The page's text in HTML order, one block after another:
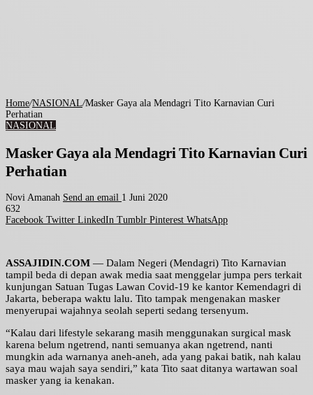
Home/NASIONAL/Masker Gaya ala Mendagri Tito Karnavian Curi
Perhatian
NASIONAL
Masker Gaya ala Mendagri Tito Karnavian Curi
Perhatian
Novi Amanah Send an email 1 Juni 2020
632
Facebook Twitter LinkedIn Tumblr Pinterest WhatsApp
ASSAJIDIN.COM — Dalam Negeri (Mendagri) Tito Karnavian
tampil beda di depan awak media saat menggelar jumpa pers terkait
kunjungan Satuan Tugas Lawan Covid-19 ke kantor Kemendagri di
Jakarta, beberapa waktu lalu. Tito tampak mengenakan masker
menyerupai wajahnya seolah seperti sedang tersenyum.
“Kalau dari lifestyle sekarang masih menggunakan surgical mask
karena belum ngetrend, nanti semuanya akan ngetrend, nanti
mungkin ada warnanya aneh-aneh, ada yang pakai batik, nah kalau
saya mau wajah saya sendiri,” kata Tito saat ditanya wartawan soal
masker yang ia kenakan.